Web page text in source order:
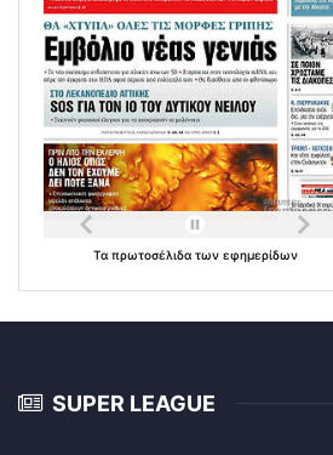
Τα πρωτοσέλιδα των εφημερίδων
SUPER LEAGUE